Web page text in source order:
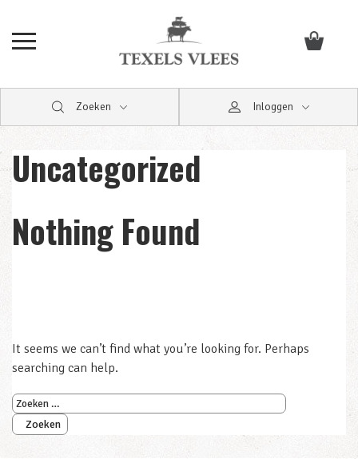
Zoeken Inloggen
Uncategorized
Nothing Found
It seems we can’t find what you’re looking for. Perhaps
searching can help.
Zoeken
naar: